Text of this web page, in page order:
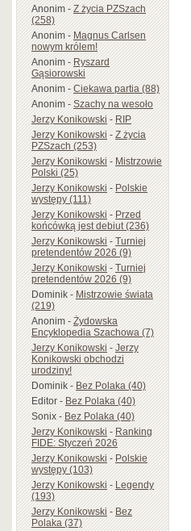
Anonim-Z życia PZSzach
(258)
Anonim-Magnus Carlsen
nowym królem!
Anonim-Ryszard
Gąsiorowski
Anonim-Ciekawa partia (88)
Anonim-Szachy na wesoło
Jerzy Konikowski-RIP
Jerzy Konikowski-Z życia
PZSzach (253)
Jerzy Konikowski-Mistrzowie
Polski (25)
Jerzy Konikowski-Polskie
występy (111)
Jerzy Konikowski-Przed
końcówką jest debiut (236)
Jerzy Konikowski-Turniej
pretendentów 2026 (9)
Jerzy Konikowski-Turniej
pretendentów 2026 (9)
Dominik-Mistrzowie świata
(219)
Anonim-Żydowska
Encyklopedia Szachowa (7)
Jerzy Konikowski-Jerzy
Konikowski obchodzi
urodziny!
Dominik-Bez Polaka (40)
Editor-Bez Polaka (40)
Sonix-Bez Polaka (40)
Jerzy Konikowski-Ranking
FIDE: Styczeń 2026
Jerzy Konikowski-Polskie
występy (103)
Jerzy Konikowski-Legendy
(193)
Jerzy Konikowski-Bez
Polaka (37)